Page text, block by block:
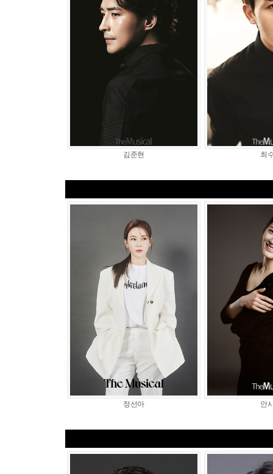
김준현 최
정선아 안